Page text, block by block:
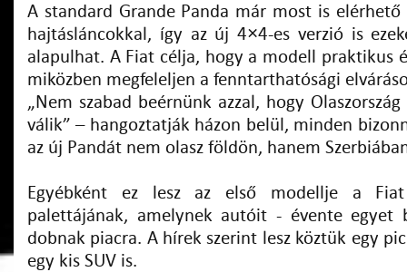
A standard Grande Panda már most is
hajtásláncokkal, így az új 4×4-es verzió is
alapulhat. A Fiat célja, hogy a modell praktikus
miközben megfeleljen a fenntarthatósági
„Nem szabad beérnünk azzal, hogy
válik” – hangoztatják házon belül, minden
az új Pandát nem olasz földön, hanem
Egyébként ez lesz az első modellje a
palettájának, amelynek autóit - évente egyet
dobnak piacra. A hírek szerint lesz köztük egy
egy kis SUV is.